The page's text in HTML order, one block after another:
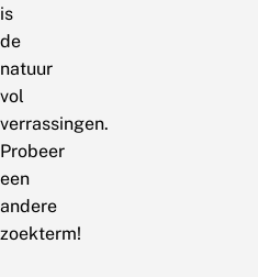
is
de
natuur
vol
verrassingen.
Probeer
een
andere
zoekterm!